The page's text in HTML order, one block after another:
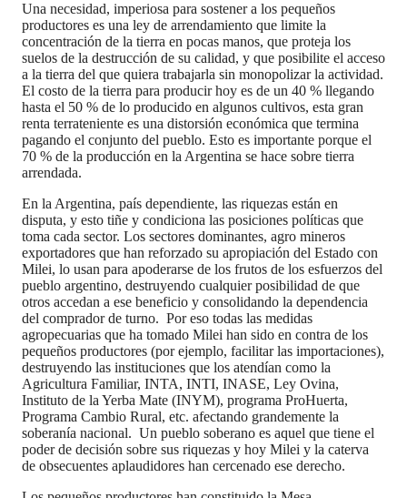
Una necesidad, imperiosa para sostener a los pequeños
productores es una ley de arrendamiento que limite la
concentración de la tierra en pocas manos, que proteja los
suelos de la destrucción de su calidad, y que posibilite el acceso
a la tierra del que quiera trabajarla sin monopolizar la actividad.
El costo de la tierra para producir hoy es de un 40 % llegando
hasta el 50 % de lo producido en algunos cultivos, esta gran
renta terrateniente es una distorsión económica que termina
pagando el conjunto del pueblo. Esto es importante porque el
70 % de la producción en la Argentina se hace sobre tierra
arrendada.
En la Argentina, país dependiente, las riquezas están en
disputa, y esto tiñe y condiciona las posiciones políticas que
toma cada sector. Los sectores dominantes, agro mineros
exportadores que han reforzado su apropiación del Estado con
Milei, lo usan para apoderarse de los frutos de los esfuerzos del
pueblo argentino, destruyendo cualquier posibilidad de que
otros accedan a ese beneficio y consolidando la dependencia
del comprador de turno. Por eso todas las medidas
agropecuarias que ha tomado Milei han sido en contra de los
pequeños productores (por ejemplo, facilitar las importaciones),
destruyendo las instituciones que los atendían como la
Agricultura Familiar, INTA, INTI, INASE, Ley Ovina,
Instituto de la Yerba Mate (INYM), programa ProHuerta,
Programa Cambio Rural, etc. afectando grandemente la
soberanía nacional. Un pueblo soberano es aquel que tiene el
poder de decisión sobre sus riquezas y hoy Milei y la caterva
de obsecuentes aplaudidores han cercenado ese derecho.